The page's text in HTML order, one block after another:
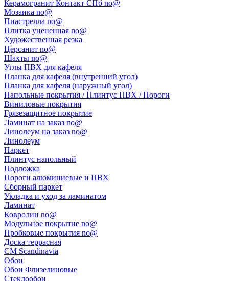
Керамогранит Контакт СПб no@
Мозаика no@
Пиастрелла no@
Плитка уцененная no@
Художественная резка
Церсанит no@
Шахты no@
Углы ПВХ для кафеля
Планка для кафеля (внутренний угол)
Планка для кафеля (наружный угол)
Напольные покрытия / Плинтус ПВХ / Пороги
Виниловые покрытия
Грязезащитное покрытие
Ламинат на заказ no@
Линолеум на заказ no@
Линолеум
Паркет
Плинтус напольный
Подложка
Пороги алюминиевые и ПВХ
Сборный паркет
Укладка и уход за ламинатом
Ламинат
Ковролин no@
Модульное покрытие no@
Пробковые покрытия no@
Доска террасная
CM Scandinavia
Обои
Обои Флизелиновые
Стеклообои